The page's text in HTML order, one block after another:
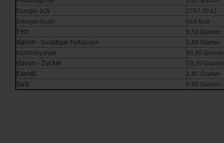
Energie (kJ)
1767.00 kJ
Energie (kcal)
418 kcal
Fett 9,50 Gramm
davon - Gesättigte Fettsäuren
5,60 Gramm
Kohlenhydrate
80,90 Gramm
davon - Zucker 73,20 Gramm
Eiweiß 1.80 Gramm
Salz 0.80 Gramm